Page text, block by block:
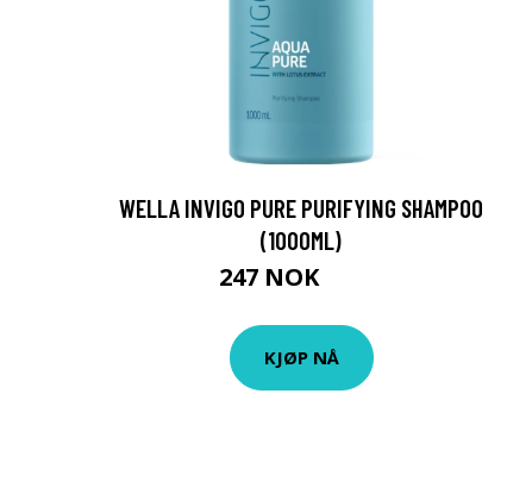
WELLA INVIGO PURE PURIFYING SHAMPOO
(1000ML)
247 NOK
KJØP NÅ